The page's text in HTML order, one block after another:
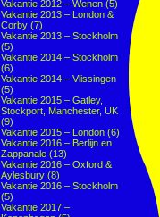
Vakantie 2012 – Wenen (5)
Vakantie 2013 – London &
Corby (7)
Vakantie 2013 – Stockholm
(5)
Vakantie 2014 – Stockholm
(6)
Vakantie 2014 – Vlissingen
(5)
Vakantie 2015 – Gatley,
Stockport, Manchester, UK
(9)
Vakantie 2015 – London (6)
Vakantie 2016 – Berlijn en
Zappanale (13)
Vakantie 2016 – Oxford &
Aylesbury (8)
Vakantie 2016 – Stockholm
(5)
Vakantie 2017 –